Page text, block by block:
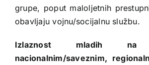
grupe, poput maloljetnih
obavljaju vojnu/socijalnu službu.
Izlaznost mladih na
nacionalnim/saveznim,